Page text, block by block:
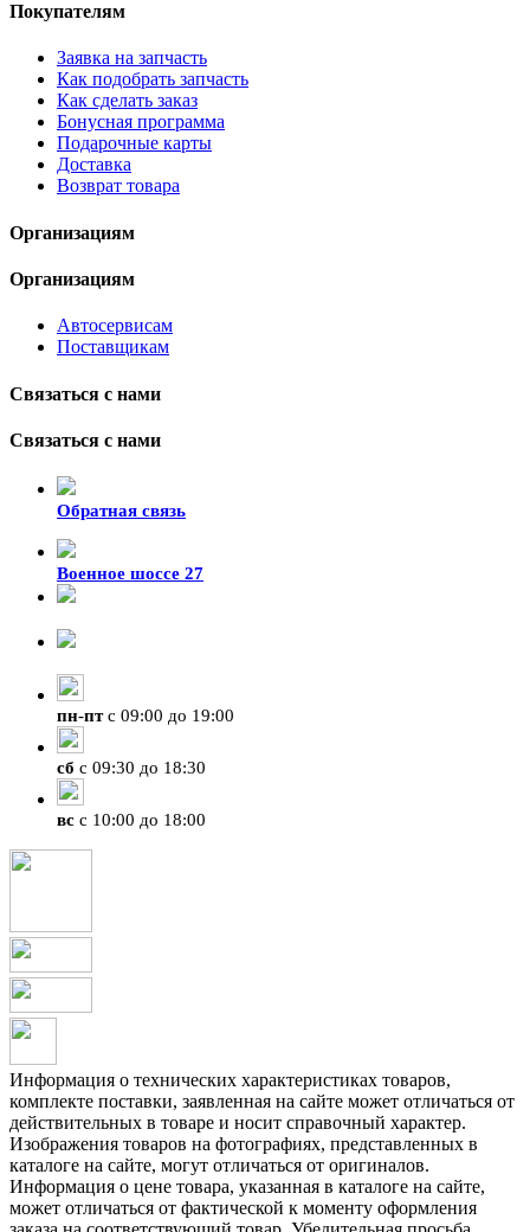
Покупателям
Заявка на запчасть
Как подобрать запчасть
Как сделать заказ
Бонусная программа
Подарочные карты
Доставка
Возврат товара
Организациям
Организациям
Автосервисам
Поставщикам
Связаться с нами
Связаться с нами
Обратная связь
Военное шоссе 27
пн-птс 09:00 до 19:00
сб с 09:30 до 18:30
вс с 10:00 до 18:00
Информация о технических характеристиках товаров,
комплекте поставки, заявленная на сайте может отличаться от
действительных в товаре и носит справочный характер.
Изображения товаров на фотографиях, представленных в
каталоге на сайте, могут отличаться от оригиналов.
Информация о цене товара, указанная в каталоге на сайте,
может отличаться от фактической к моменту оформления